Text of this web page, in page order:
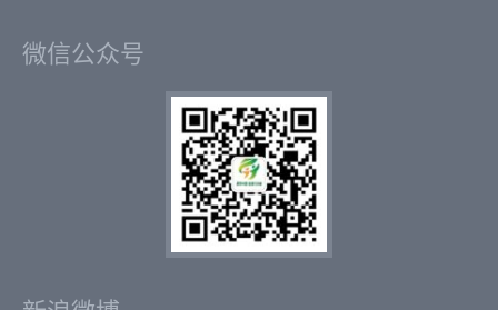
微信公众号